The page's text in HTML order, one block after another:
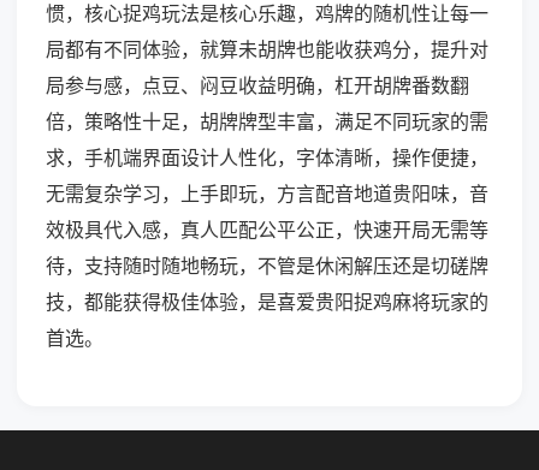
惯，核心捉鸡玩法是核心乐趣，鸡牌的随机性让每一
局都有不同体验，就算未胡牌也能收获鸡分，提升对
局参与感，点豆、闷豆收益明确，杠开胡牌番数翻
倍，策略性十足，胡牌牌型丰富，满足不同玩家的需
求，手机端界面设计人性化，字体清晰，操作便捷，
无需复杂学习，上手即玩，方言配音地道贵阳味，音
效极具代入感，真人匹配公平公正，快速开局无需等
待，支持随时随地畅玩，不管是休闲解压还是切磋牌
技，都能获得极佳体验，是喜爱贵阳捉鸡麻将玩家的
首选。